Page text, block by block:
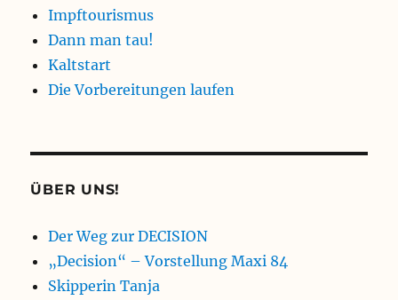
Impftourismus
Dann man tau!
Kaltstart
Die Vorbereitungen laufen
ÜBER UNS!
Der Weg zur DECISION
„Decision“ – Vorstellung Maxi 84
Skipperin Tanja